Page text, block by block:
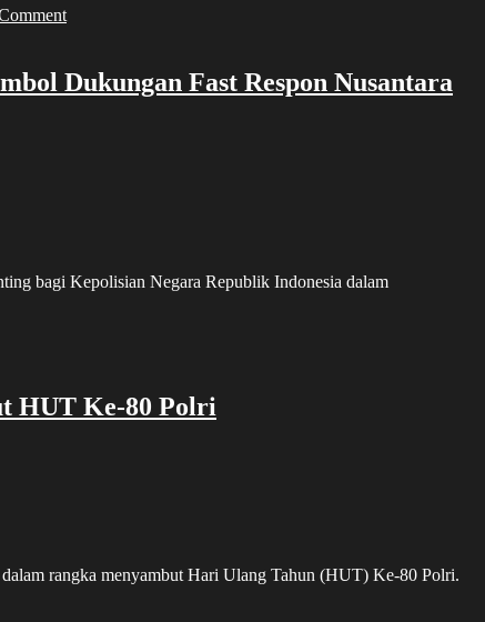
on
ke-
80,
Dukungan Fast Respon Nusantara
bagi Kepolisian Negara Republik Indonesia dalam
HUT Ke-80 Polri
rangka menyambut Hari Ulang Tahun (HUT) Ke-80 Polri.